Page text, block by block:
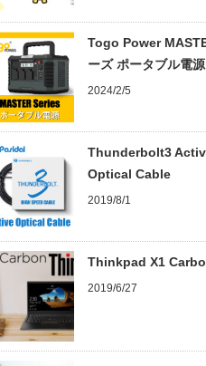
Togo Power
ーズ ポータブル電源
2024/2/5
Thunderbolt3
Optical Cable
2019/8/1
Thinkpad X1
2019/6/27